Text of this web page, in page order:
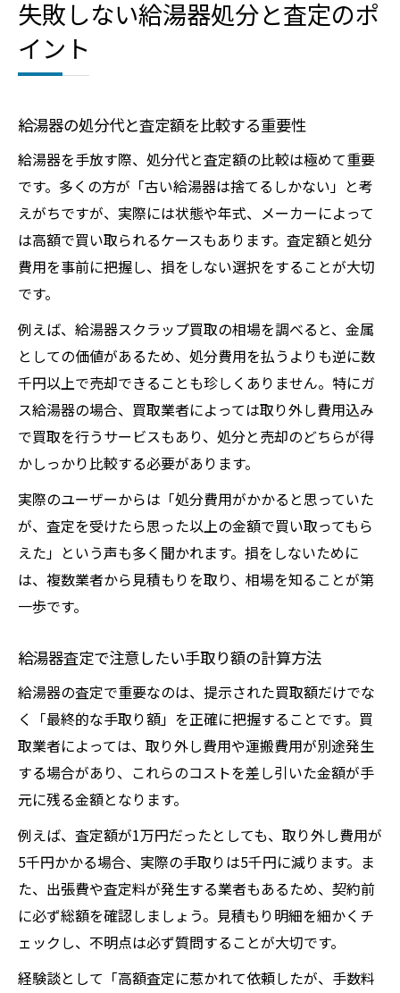
失敗しない給湯器処分と査定のポ
イント
給湯器の処分代と査定額を比較する重要性
給湯器を手放す際、処分代と査定額の比較は極めて重要
です。多くの方が「古い給湯器は捨てるしかない」と考
えがちですが、実際には状態や年式、メーカーによって
は高額で買い取られるケースもあります。査定額と処分
費用を事前に把握し、損をしない選択をすることが大切
です。
例えば、給湯器スクラップ買取の相場を調べると、金属
としての価値があるため、処分費用を払うよりも逆に数
千円以上で売却できることも珍しくありません。特にガ
ス給湯器の場合、買取業者によっては取り外し費用込み
で買取を行うサービスもあり、処分と売却のどちらが得
かしっかり比較する必要があります。
実際のユーザーからは「処分費用がかかると思っていた
が、査定を受けたら思った以上の金額で買い取ってもら
えた」という声も多く聞かれます。損をしないために
は、複数業者から見積もりを取り、相場を知ることが第
一歩です。
給湯器査定で注意したい手取り額の計算方法
給湯器の査定で重要なのは、提示された買取額だけでな
く「最終的な手取り額」を正確に把握することです。買
取業者によっては、取り外し費用や運搬費用が別途発生
する場合があり、これらのコストを差し引いた金額が手
元に残る金額となります。
例えば、査定額が1万円だったとしても、取り外し費用が
5千円かかる場合、実際の手取りは5千円に減ります。ま
た、出張費や査定料が発生する業者もあるため、契約前
に必ず総額を確認しましょう。見積もり明細を細かくチ
ェックし、不明点は必ず質問することが大切です。
経験談として「高額査定に惹かれて依頼したが、手数料